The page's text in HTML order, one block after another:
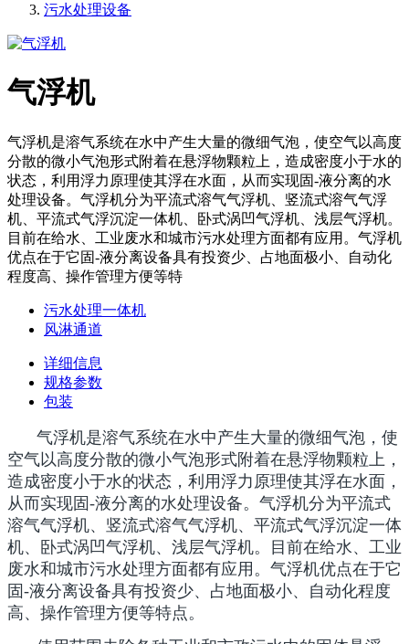
污水处理设备
气浮机
气浮机是溶气系统在水中产生大量的微细气泡，使空气以高度
分散的微小气泡形式附着在悬浮物颗粒上，造成密度小于水的
状态，利用浮力原理使其浮在水面，从而实现固-液分离的水
处理设备。气浮机分为平流式溶气气浮机、竖流式溶气气浮
机、平流式气浮沉淀一体机、卧式涡凹气浮机、浅层气浮机。
目前在给水、工业废水和城市污水处理方面都有应用。气浮机
优点在于它固-液分离设备具有投资少、占地面极小、自动化
程度高、操作管理方便等特
污水处理一体机
风淋通道
详细信息
规格参数
包装
气浮机是溶气系统在水中产生大量的微细气泡，使
空气以高度分散的微小气泡形式附着在悬浮物颗粒上，
造成密度小于水的状态，利用浮力原理使其浮在水面，
从而实现固-液分离的水处理设备。气浮机分为平流式
溶气气浮机、竖流式溶气气浮机、平流式气浮沉淀一体
机、卧式涡凹气浮机、浅层气浮机。目前在给水、工业
废水和城市污水处理方面都有应用。气浮机优点在于它
固-液分离设备具有投资少、占地面极小、自动化程度
高、操作管理方便等特点。